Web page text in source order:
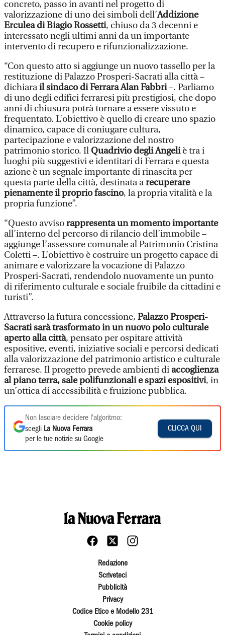
concreto, passo in avanti nel progetto di
valorizzazione di uno dei simboli dell’Addizione
Erculea di Biagio Rossetti, chiuso da 3 decenni e
interessato negli ultimi anni da un importante
intervento di recupero e rifunzionalizzazione.
“Con questo atto si aggiunge un nuovo tassello per la
restituzione di Palazzo Prosperi-Sacrati alla città –
dichiarail sindaco di Ferrara Alan Fabbri–. Parliamo
di uno degli edifici ferraresi più prestigiosi, che dopo
anni di chiusura potrà tornare a essere vissuto e
frequentato. L’obiettivo è quello di creare uno spazio
dinamico, capace di coniugare cultura,
partecipazione e valorizzazione del nostro
patrimonio storico. Il Quadrivio degli Angeliè tra i
luoghi più suggestivi e identitari di Ferrara e questa
azione è un segnale importante di rinascita per
questa parte della città, destinata arecuperare
pienamente il proprio fascino, la propria vitalità e la
propria funzione”.
“Questo avvisorappresenta un momento importante
all’interno del percorso di rilancio dell’immobile –
aggiunge l’assessore comunale al Patrimonio Cristina
Coletti –. L’obiettivo è costruire un progetto capace di
animare e valorizzare la vocazione di Palazzo
Prosperi-Sacrati, rendendolo nuovamente un punto
di riferimento culturale e sociale fruibile da cittadini e
turisti”.
Attraverso la futura concessione, Palazzo Prosperi-
Sacrati sarà trasformato in un nuovo polo culturale
aperto alla città, pensato per ospitare attività
espositive, eventi, iniziative sociali e percorsi dedicati
alla valorizzazione del patrimonio artistico e culturale
ferrarese. Il progetto prevede ambienti di accoglienza
al piano terra, sale polifunzionali e spazi espositivi, in
un’ottica di accessibilità e fruizione pubblica.
Non lasciare decidere l'algoritmo:
scegli La Nuova Ferrara
per le tue notizie su Google
CLICCA QUI
Redazione
Scriveteci
Pubblicità
Privacy
Codice Etico e Modello 231
Cookie policy